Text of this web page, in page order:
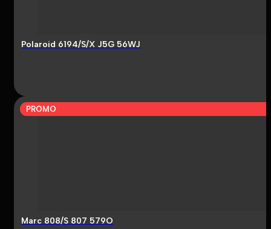
Polaroid 6194/S/X J5G 56WJ
PROMO
Marc 808/S 807 579O